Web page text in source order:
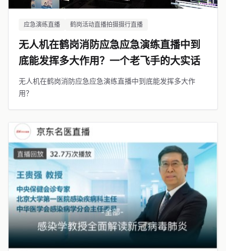
应急演练直播 鹤岗活动直播拍摄摄行直播
无人机在鹤岗消防应急应急演练直播中到
底能发挥多大作用？一个老飞手的大实话
无人机在鹤岗消防应急应急演练直播中到底能发挥多大作
用？